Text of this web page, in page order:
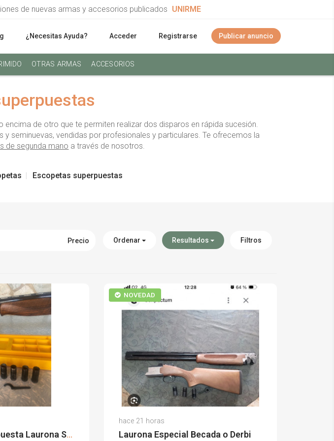
de nuevas armas y accesorios publicados UNIRME
¿Necesitas Ayuda? Acceder Registrarse Publicar anuncio
OTRAS ARMAS ACCESORIOS
de otro que te permiten realizar dos disparos en rápida sucesión.
seminuevas, vendidas por profesionales y particulares. Te ofrecemos la
de segunda mano a través de nosotros.
Escopetas superpuestas
Precio Ordenar Resultados Filtros
Escopeta Superpuesta Laurona Silhouette 300
NOVEDAD
Nicolas O.
(0)
hace 21 horas
Laurona Especial Becada o Derbi